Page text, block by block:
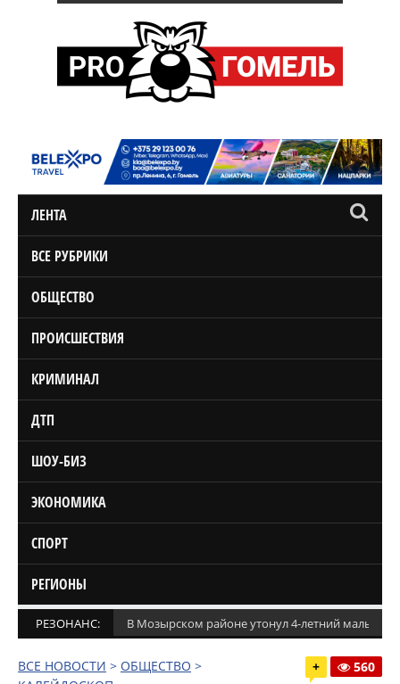
ЛЕНТА
ВСЕ РУБРИКИ
ОБЩЕСТВО
ПРОИСШЕСТВИЯ
КРИМИНАЛ
ДТП
ШОУ-БИЗ
ЭКОНОМИКА
СПОРТ
РЕГИОНЫ
РЕЗОНАНС: В Мозырском районе утонул 4-летний мальчик
ВСЕ НОВОСТИ > ОБЩЕСТВО >
+ 560